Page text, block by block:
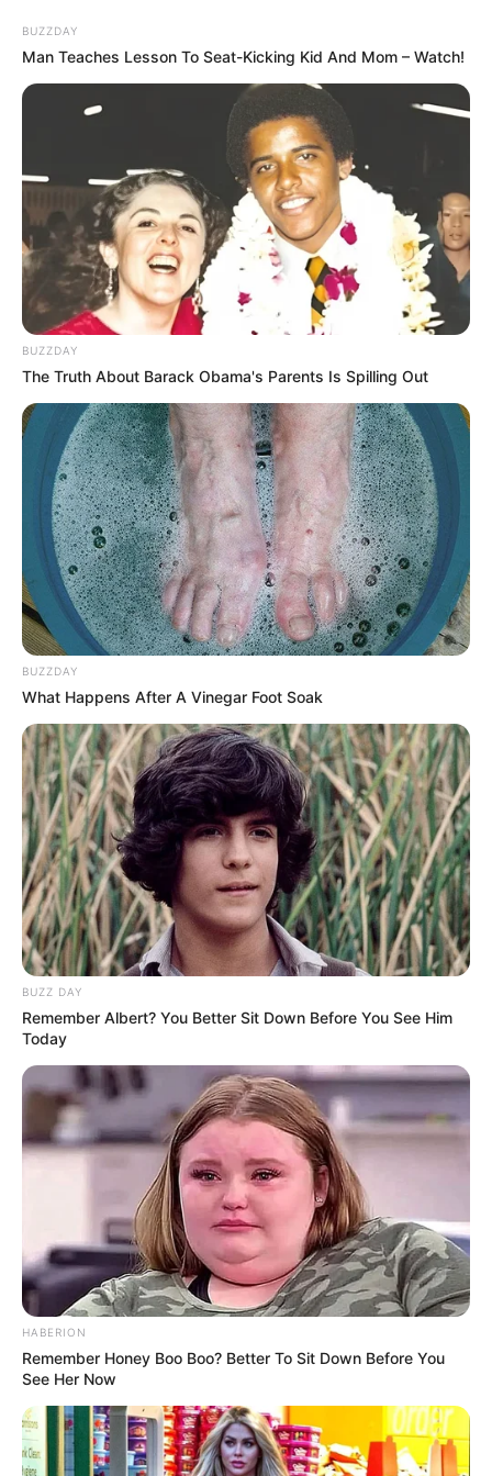
Biar Gak Monoton, 10
Desain Kalender untuk
Serem! 9 Chat Ojek Online &
Pelanggan Ini Bikin Auto
Merinding
Bikin Ngakak, 10 Potret
Cosplay Murah Pakai Bahan
Seadanya
Anti Mainstream, 10 Cara
Membawa Barang Belanjaan
BUZZDAY
Man Teaches Lesson To Seat-Kicking Kid And Mom – Watch!
BUZZDAY
The Truth About Barack Obama's Parents Is Spilling Out
BUZZDAY
What Happens After A Vinegar Foot Soak
BUZZ DAY
Remember Albert? You Better Sit Down Before You See Him
Today
HABERION
Remember Honey Boo Boo? Better To Sit Down Before You
See Her Now